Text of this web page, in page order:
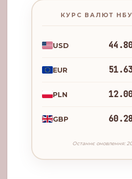
КУРС ВАЛЮТ НБУ
USD
EUR
PLN
GBP
Останнє оновлення: